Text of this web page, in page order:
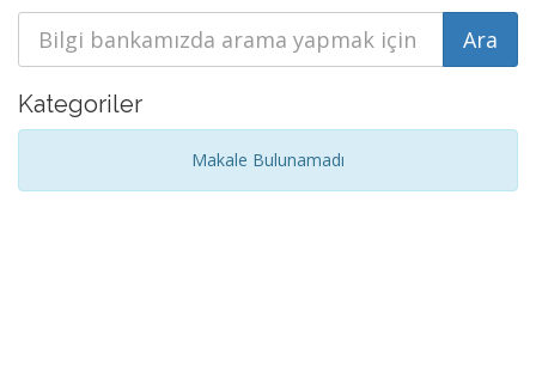
Kategoriler
Makale Bulunamadı